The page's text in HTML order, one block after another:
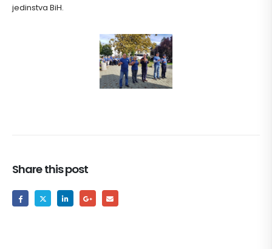
jedinstva BiH.
Share this post